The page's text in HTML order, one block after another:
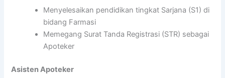
Menyelesaikan pendidikan tingkat Sarjana (S1) di
bidang Farmasi
Memegang Surat Tanda Registrasi (STR) sebagai
Apoteker
Asisten Apoteker